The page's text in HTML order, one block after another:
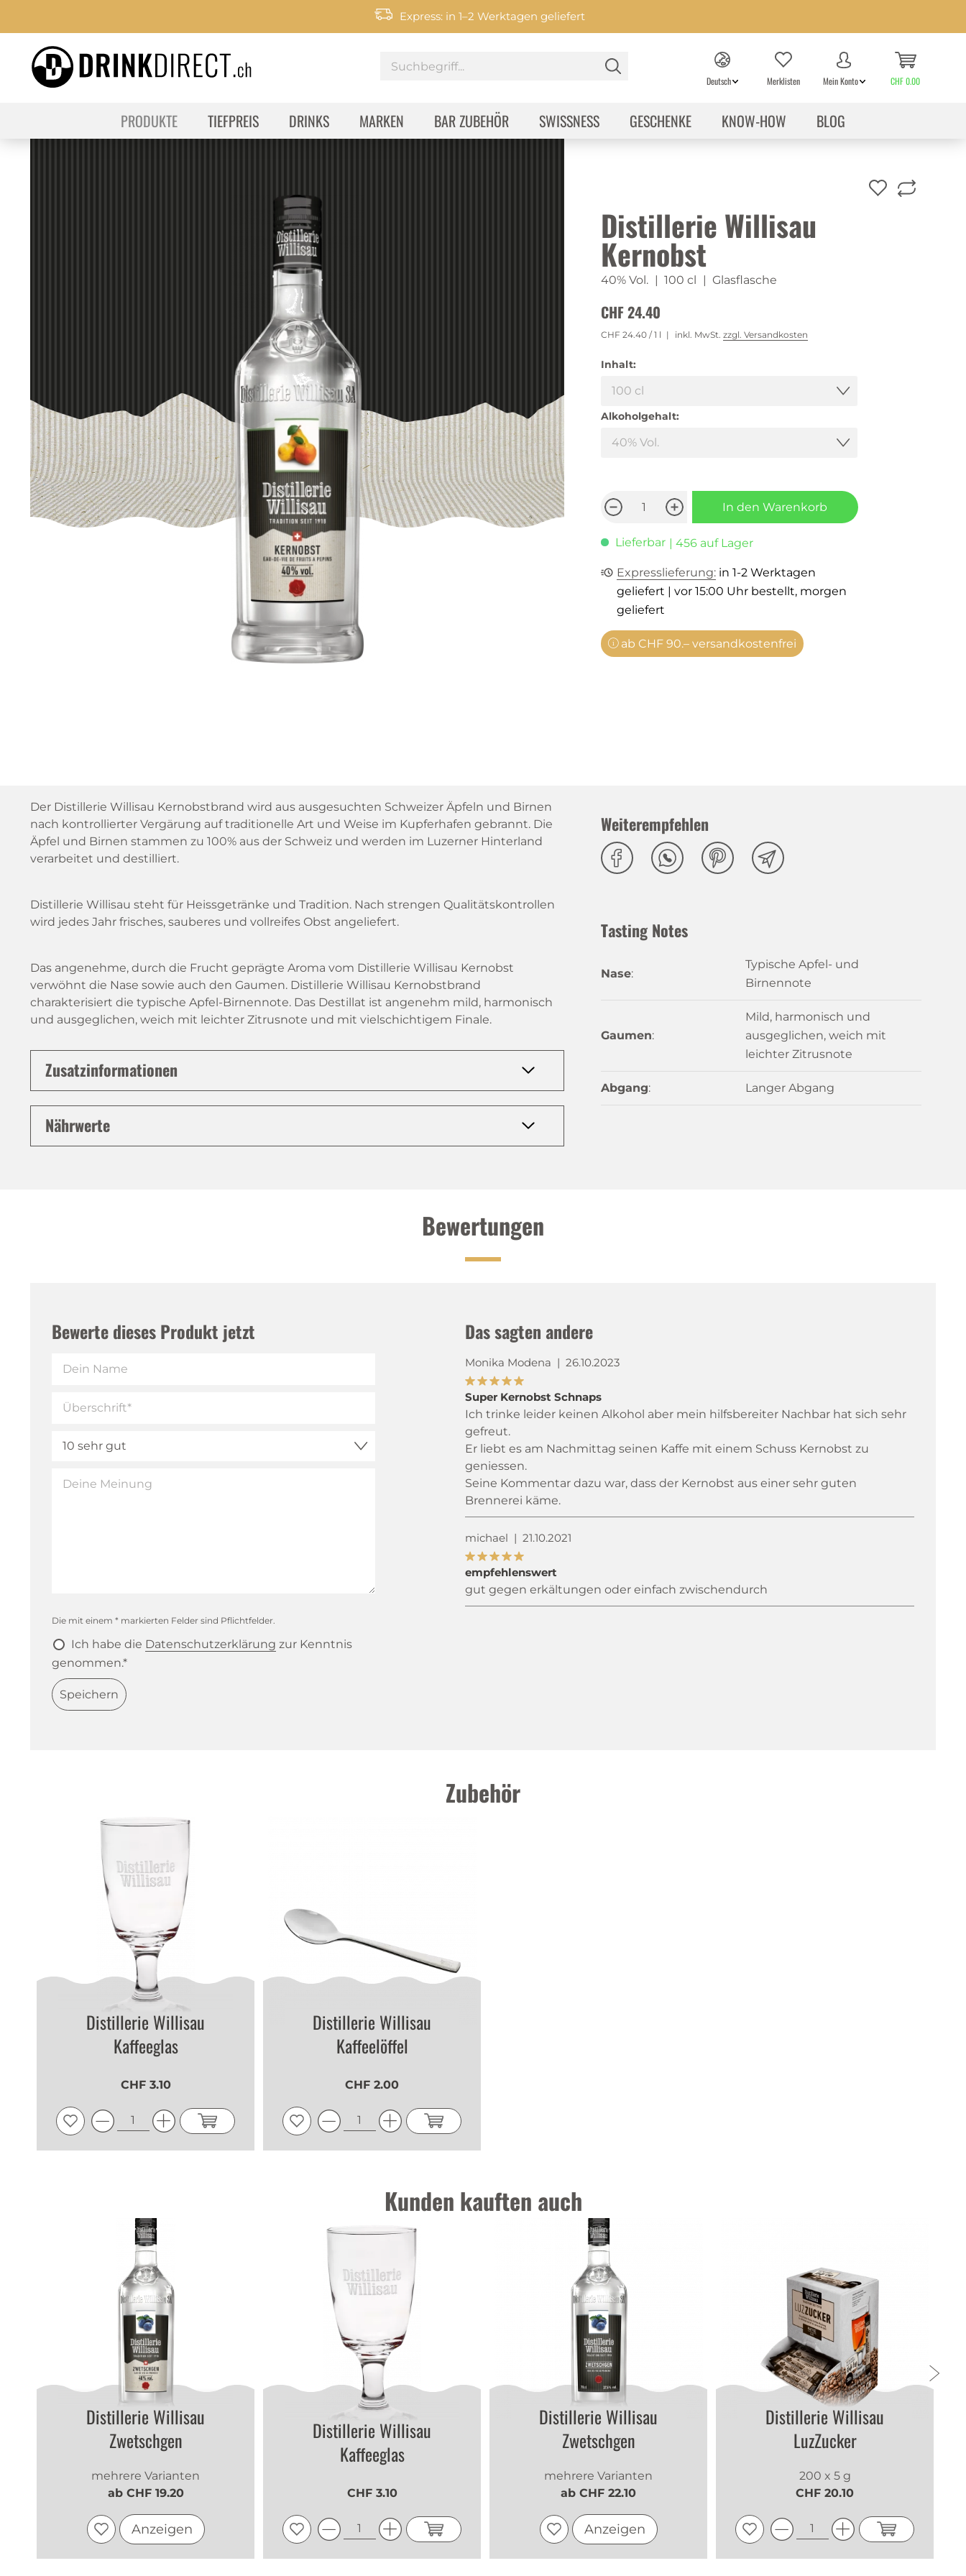
Express: in 1–2 Werktagen geliefert
Deutsch Merklisten Mein Konto CHF 0.00
PRODUKTE TIEFPREIS DRINKS MARKEN BAR ZUBEHÖR SWISSNESS GESCHENKE KNOW-HOW BLOG
Distillerie Willisau
Kernobst
40% Vol. | 100 cl | Glasflasche
CHF 24.40
CHF 24.40/ 1 l inkl. MwSt. zzgl. Versandkosten
Inhalt:
Alkoholgehalt:
In den Warenkorb
Lieferbar | 456 auf Lager
Expresslieferung:in 1-2 Werktagen
geliefert | vor 15:00 Uhr bestellt, morgen
geliefert
ab CHF 90.– versandkostenfrei
Der Distillerie Willisau Kernobstbrand wird aus ausgesuchten Schweizer Äpfeln und Birnen
nach kontrollierter Vergärung auf traditionelle Art und Weise im Kupferhafen gebrannt. Die
Äpfel und Birnen stammen zu 100% aus der Schweiz und werden im Luzerner Hinterland
verarbeitet und destilliert.
Distillerie Willisau steht für Heissgetränke und Tradition. Nach strengen Qualitätskontrollen
wird jedes Jahr frisches, sauberes und vollreifes Obst angeliefert.
Das angenehme, durch die Frucht geprägte Aroma vom Distillerie Willisau Kernobst
verwöhnt die Nase sowie auch den Gaumen. Distillerie Willisau Kernobstbrand
charakterisiert die typische Apfel-Birnennote. Das Destillat ist angenehm mild, harmonisch
und ausgeglichen, weich mit leichter Zitrusnote und mit vielschichtigem Finale.
Zusatzinformationen
Nährwerte
Weiterempfehlen
Tasting Notes
Nase:
Typische Apfel- und
Birnennote
Gaumen:
Mild, harmonisch und
ausgeglichen, weich mit
leichter Zitrusnote
Abgang: Langer Abgang
Bewertungen
Das sagten andere
Monika Modena | 26.10.2023
Super Kernobst Schnaps
Ich trinke leider keinen Alkohol aber mein hilfsbereiter Nachbar hat sich sehr
gefreut.
Er liebt es am Nachmittag seinen Kaffe mit einem Schuss Kernobst zu
geniessen.
Seine Kommentar dazu war, dass der Kernobst aus einer sehr guten
Brennerei käme.
michael | 21.10.2021
empfehlenswert
gut gegen erkältungen oder einfach zwischendurch
Bewerte dieses Produkt jetzt
Die mit einem * markierten Felder sind Pflichtfelder.
Ich habe die Datenschutzerklärung zur Kenntnis
genommen.*
Speichern
Zubehör
Distillerie Willisau
Kaffeeglas
CHF 3.10
Distillerie Willisau
Kaffeelöffel
CHF 2.00
Kunden kauften auch
Distillerie Willisau
Zwetschgen
mehrere Varianten
ab CHF 19.20
Anzeigen
Distillerie Willisau
Kaffeeglas
CHF 3.10
Distillerie Willisau
Zwetschgen
mehrere Varianten
ab CHF 22.10
Anzeigen
Distillerie Willisau
LuzZucker
200 x 5 g
CHF 20.10